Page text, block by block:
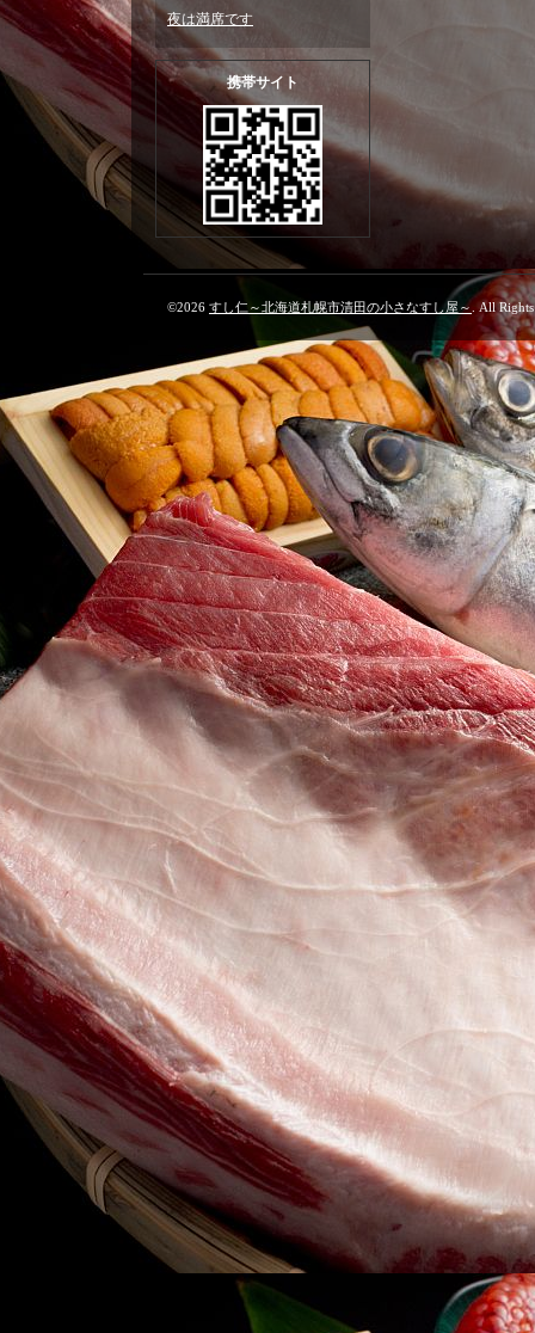
夜は満席です
携帯サイト
©2026 すし仁～北海道札幌市清田の小さなすし屋～ . All